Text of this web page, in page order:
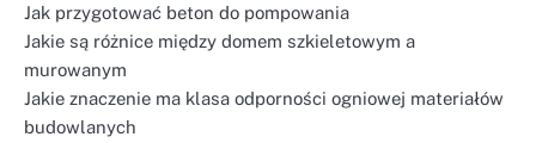
Jak przygotować beton do pompowania
Jakie są różnice między domem szkieletowym a
murowanym
Jakie znaczenie ma klasa odporności ogniowej materiałów
budowlanych